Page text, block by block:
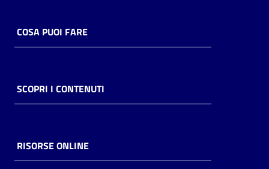
Casa
Piani
storico
COSA PUOI FARE
SCOPRI I CONTENUTI
RISORSE ONLINE